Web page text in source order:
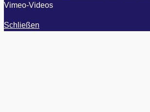
Vimeo-Videos
Schließen